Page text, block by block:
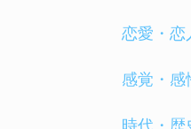
恋愛・恋
感覚・感